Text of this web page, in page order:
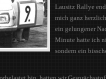
Lausitz Rallye
mich ganz
ein gelungener
Minute hatte ich
sondern ein